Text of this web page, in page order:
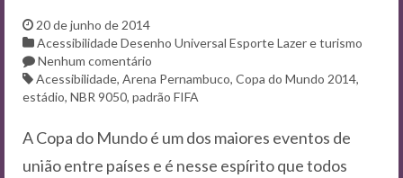
20 de junho de 2014
AcessibilidadeDesenho Universal EsporteLazer e turismo
Nenhum comentário
Acessibilidade, Arena Pernambuco, Copa do Mundo 2014,
estádio, NBR 9050, padrão FIFA
A Copa do Mundo é um dos maiores eventos de
união entre países e é nesse espírito que todos